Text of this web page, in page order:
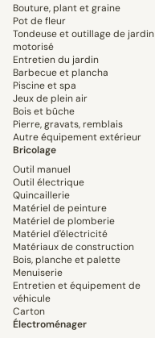
Bouture, plant et graine
Pot de fleur
Tondeuse et outillage de jardin
motorisé
Entretien du jardin
Barbecue et plancha
Piscine et spa
Jeux de plein air
Bois et bûche
Pierre, gravats, remblais
Autre équipement extérieur
Bricolage
Outil manuel
Outil électrique
Quincaillerie
Matériel de peinture
Matériel de plomberie
Matériel d'électricité
Matériaux de construction
Bois, planche et palette
Menuiserie
Entretien et équipement de
véhicule
Carton
Électroménager